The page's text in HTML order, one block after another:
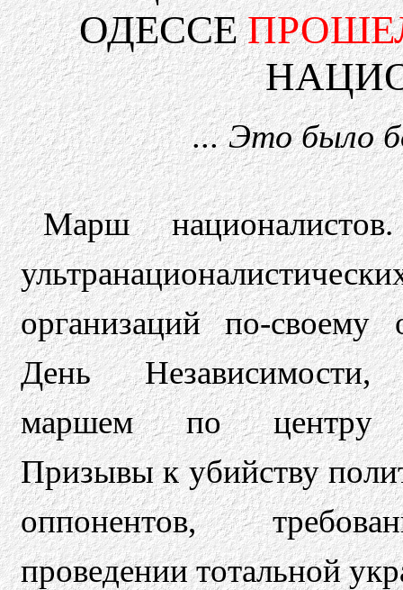
ОДЕССЕ
... Это было
Марш
организаций по-своему
День
маршем по центру
Призывы к убийству
оппонентов,
проведении тотальной